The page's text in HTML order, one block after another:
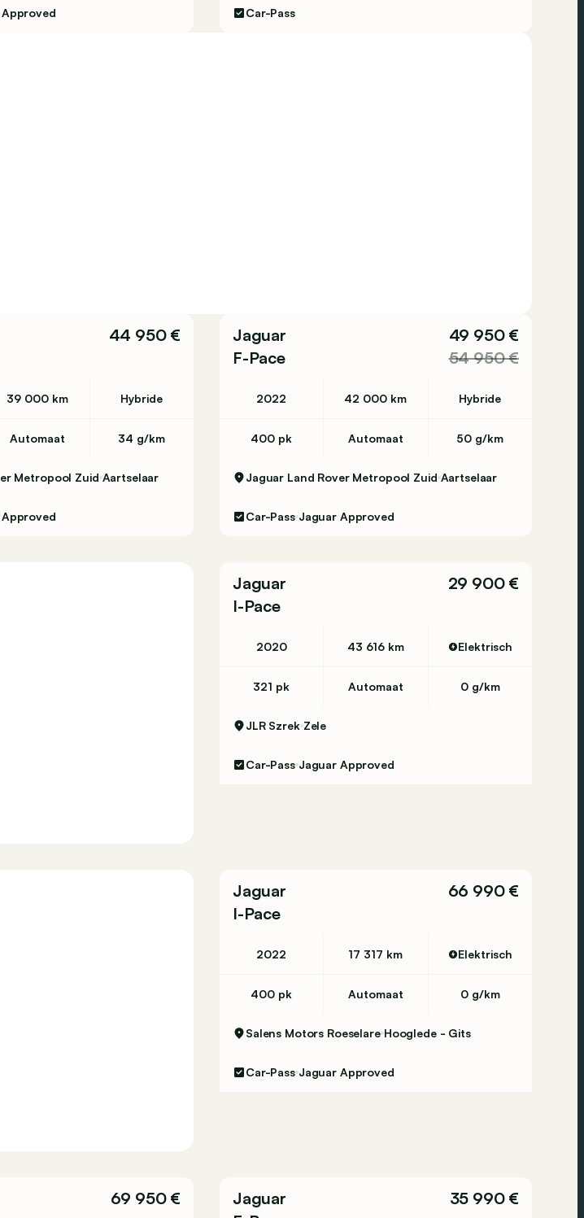
Car-Pass
44 950 €
39 000 km Hybride
Automaat 34 g/km
Metropool Zuid Aartselaar
Jaguar
F-Pace
49 950 €
54 950 €
2022 42 000 km Hybride
400 pk Automaat 50 g/km
Jaguar Land Rover Metropool Zuid Aartselaar
Car-Pass Jaguar Approved
Jaguar
I-Pace
29 900 €
2020 43 616 km Elektrisch
321 pk Automaat 0 g/km
JLR Szrek Zele
Car-Pass Jaguar Approved
Jaguar
I-Pace
66 990 €
2022 17 317 km Elektrisch
400 pk Automaat 0 g/km
Salens Motors Roeselare Hooglede - Gits
Car-Pass Jaguar Approved
69 950 €
Jaguar
35 990 €